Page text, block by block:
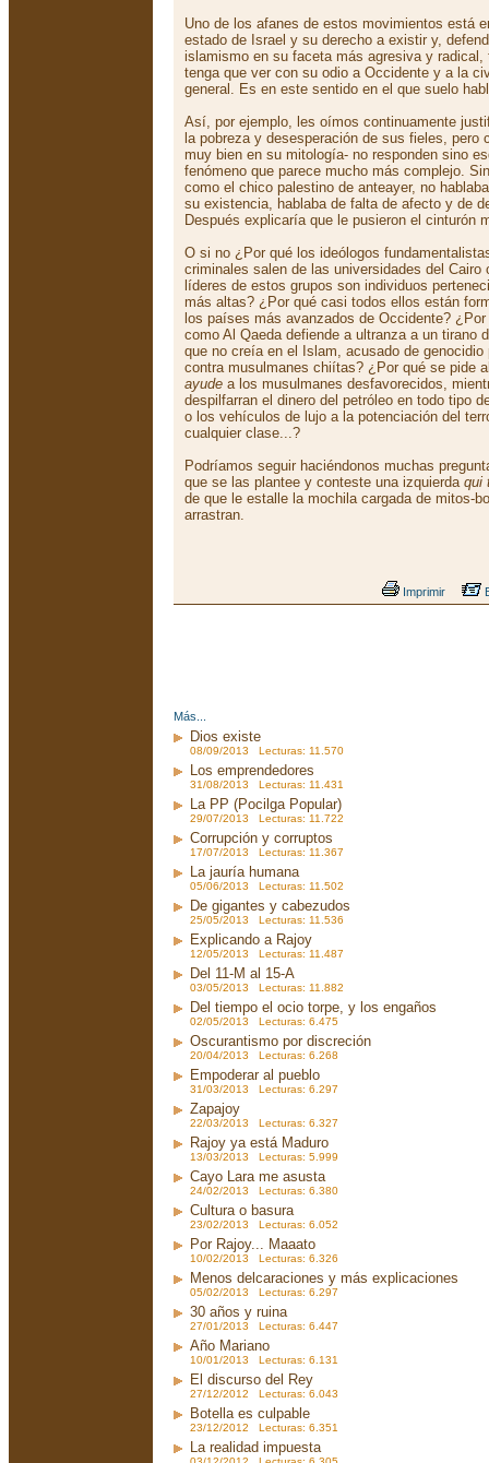
Uno de los afanes de estos movimientos está
estado de Israel y su derecho a existir y,
islamismo en su faceta más agresiva y radical,
tenga que ver con su odio a Occidente y a la
general. Es en este sentido en el que suelo
Así, por ejemplo, les oímos continuamente
la pobreza y desesperación de sus fieles, pero
muy bien en su mitología- no responden sino
fenómeno que parece mucho más complejo.
como el chico palestino de anteayer, no
su existencia, hablaba de falta de afecto y de
Después explicaría que le pusieron el cinturón
O si no ¿Por qué los ideólogos
criminales salen de las universidades del Cairo
líderes de estos grupos son individuos
más altas? ¿Por qué casi todos ellos están
los países más avanzados de Occidente?
como Al Qaeda defiende a ultranza a un tirano
que no creía en el Islam, acusado de
contra musulmanes chiítas? ¿Por qué se pide
ayude a los musulmanes desfavorecidos,
despilfarran el dinero del petróleo en todo tipo
o los vehículos de lujo a la potenciación del
cualquier clase...?
Podríamos seguir haciéndonos muchas
que se las plantee y conteste una izquierda qui
de que le estalle la mochila cargada de mitos-
arrastran.
Imprimir
Más...
Dios existe
08/09/2013 Lecturas: 11.570
Los emprendedores
31/08/2013 Lecturas: 11.431
La PP (Pocilga Popular)
29/07/2013 Lecturas: 11.722
Corrupción y corruptos
17/07/2013 Lecturas: 11.367
La jauría humana
05/06/2013 Lecturas: 11.502
De gigantes y cabezudos
25/05/2013 Lecturas: 11.536
Explicando a Rajoy
12/05/2013 Lecturas: 11.487
Del 11-M al 15-A
03/05/2013 Lecturas: 11.882
Del tiempo el ocio torpe, y los engaños
02/05/2013 Lecturas: 6.475
Oscurantismo por discreción
20/04/2013 Lecturas: 6.268
Empoderar al pueblo
31/03/2013 Lecturas: 6.297
Zapajoy
22/03/2013 Lecturas: 6.327
Rajoy ya está Maduro
13/03/2013 Lecturas: 5.999
Cayo Lara me asusta
24/02/2013 Lecturas: 6.380
Cultura o basura
23/02/2013 Lecturas: 6.052
Por Rajoy... Maaato
10/02/2013 Lecturas: 6.326
Menos delcaraciones y más explicaciones
05/02/2013 Lecturas: 6.297
30 años y ruina
27/01/2013 Lecturas: 6.447
Año Mariano
10/01/2013 Lecturas: 6.131
El discurso del Rey
27/12/2012 Lecturas: 6.043
Botella es culpable
23/12/2012 Lecturas: 6.351
La realidad impuesta